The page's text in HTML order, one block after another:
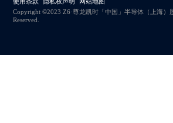
Copyright ©2023 Z6·尊龙凯时「中国」半导体（上海）
Reserved.